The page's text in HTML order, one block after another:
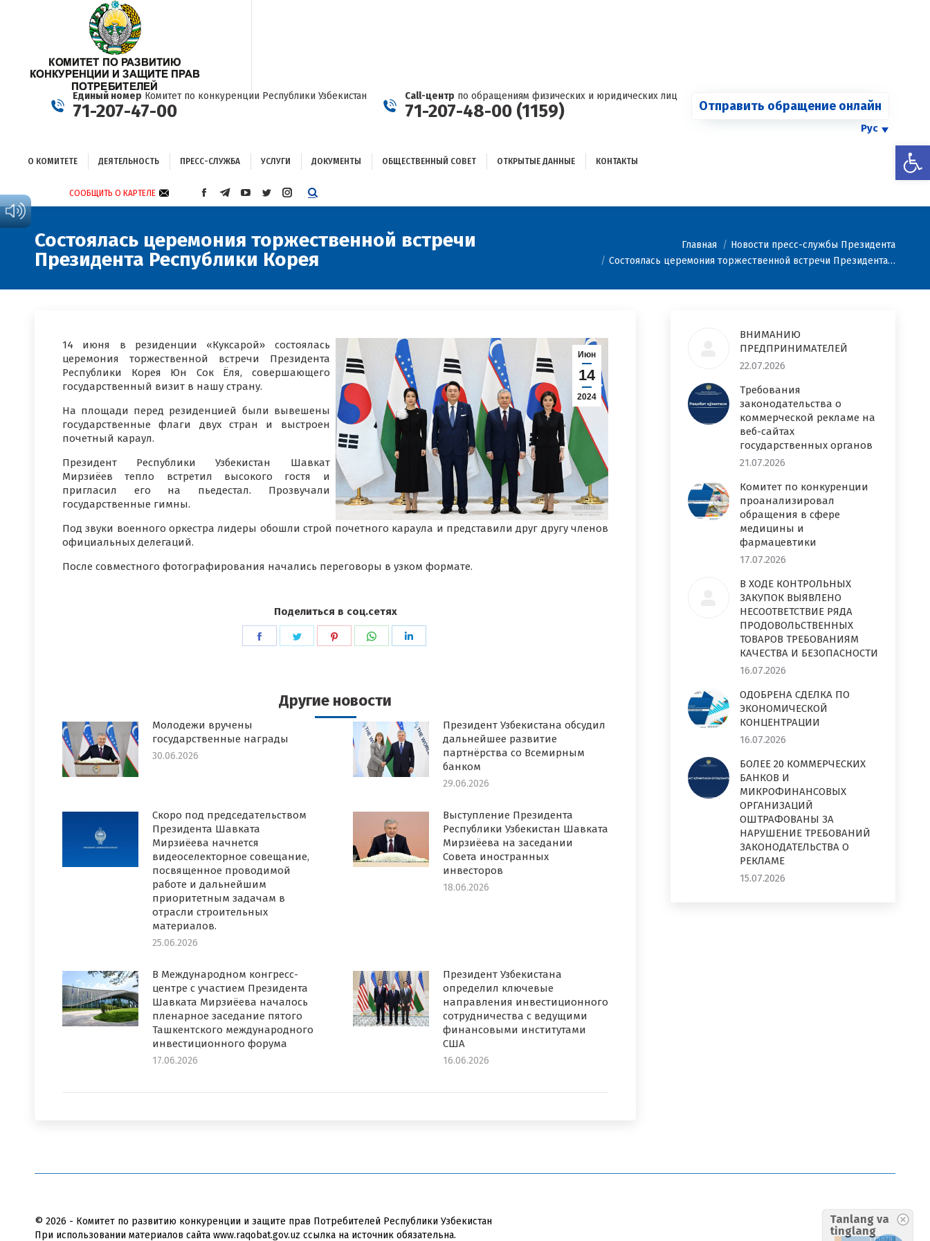
Единый номер Комитет по конкуренции Республики Узбекистан
71-207-47-00
Call-центр по обращениям физических и юридических лиц
71-207-48-00 (1159) Отправить обращение онлайн
Рус
О КОМИТЕТЕ ДЕЯТЕЛЬНОСТЬ ПРЕСС-СЛУЖБА УСЛУГИ ДОКУМЕНТЫ ОБЩЕСТВЕННЫЙ СОВЕТ ОТКРЫТЫЕ ДАННЫЕ КОНТАКТЫ
СООБЩИТЬ О КАРТЕЛЕ
СТРАНИЦА
В
НОВОМ
ОКНЕ
СТРАНИЦА
В
НОВОМ
ОКНЕ
СТРАНИЦА
В
НОВОМ
ОКНЕ
СТРАНИЦА
В
НОВОМ
ОКНЕ
СТРАНИЦА
В
НОВОМ
ОКНЕ
Состоялась церемония торжественной встречи
Президента Республики Корея
Главная
Новости пресс-службы Президента
Состоялась церемония торжественной встречи Президента…
Июн
14
2024
14 июня в резиденции «Куксарой» состоялась
церемония торжественной встречи Президента
Республики Корея Юн Сок Ёля, совершающего
государственный визит в нашу страну.
На площади перед резиденцией были вывешены
государственные флаги двух стран и выстроен
почетный караул.
Президент Республики Узбекистан Шавкат
Мирзиёев тепло встретил высокого гостя и
пригласил его на пьедестал. Прозвучали
государственные гимны.
Под звуки военного оркестра лидеры обошли строй почетного караула и представили друг другу членов
официальных делегаций.
После совместного фотографирования начались переговоры в узком формате.
Поделиться в соц.сетях
ПоделитьсяПоделитьсяПоделитьсяПоделиться
Другие новости
Молодежи вручены
государственные награды
30.06.2026
Президент Узбекистана обсудил
дальнейшее развитие
партнёрства со Всемирным
банком
29.06.2026
Скоро под председательством
Президента Шавката
Мирзиёева начнется
видеоселекторное совещание,
посвященное проводимой
работе и дальнейшим
приоритетным задачам в
отрасли строительных
материалов.
25.06.2026
Выступление Президента
Республики Узбекистан Шавката
Мирзиёева на заседании
Совета иностранных
инвесторов
18.06.2026
В Международном конгресс-
центре с участием Президента
Шавката Мирзиёева началось
пленарное заседание пятого
Ташкентского международного
инвестиционного форума
17.06.2026
Президент Узбекистана
определил ключевые
направления инвестиционного
сотрудничества с ведущими
финансовыми институтами
США
16.06.2026
ВНИМАНИЮ
ПРЕДПРИНИМАТЕЛЕЙ
22.07.2026
Требования
законодательства о
коммерческой рекламе на
веб-сайтах
государственных органов
21.07.2026
Комитет по конкуренции
проанализировал
обращения в сфере
медицины и
фармацевтики
17.07.2026
В ХОДЕ КОНТРОЛЬНЫХ
ЗАКУПОК ВЫЯВЛЕНО
НЕСООТВЕТСТВИЕ РЯДА
ПРОДОВОЛЬСТВЕННЫХ
ТОВАРОВ ТРЕБОВАНИЯМ
КАЧЕСТВА И БЕЗОПАСНОСТИ
16.07.2026
ОДОБРЕНА СДЕЛКА ПО
ЭКОНОМИЧЕСКОЙ
КОНЦЕНТРАЦИИ
16.07.2026
БОЛЕЕ 20 КОММЕРЧЕСКИХ
БАНКОВ И
МИКРОФИНАНСОВЫХ
ОРГАНИЗАЦИЙ
ОШТРАФОВАНЫ ЗА
НАРУШЕНИЕ ТРЕБОВАНИЙ
ЗАКОНОДАТЕЛЬСТВА О
РЕКЛАМЕ
15.07.2026
© 2026 - Комитет по развитию конкуренции и защите прав Потребителей Республики Узбекистан
При использовании материалов сайта www.raqobat.gov.uz ссылка на источник обязательна.
О КОМИТЕТЕ ДЕЯТЕЛЬНОСТЬ
окнеокнеокнеокне
новом
Tanlang va
tinglang